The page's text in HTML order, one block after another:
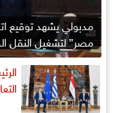
مدبولي يشهد توقيع
مصر” لتشغيل النقل